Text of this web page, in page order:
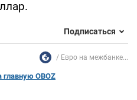
Подписаться
Евро на межбанке...
главную OBOZ